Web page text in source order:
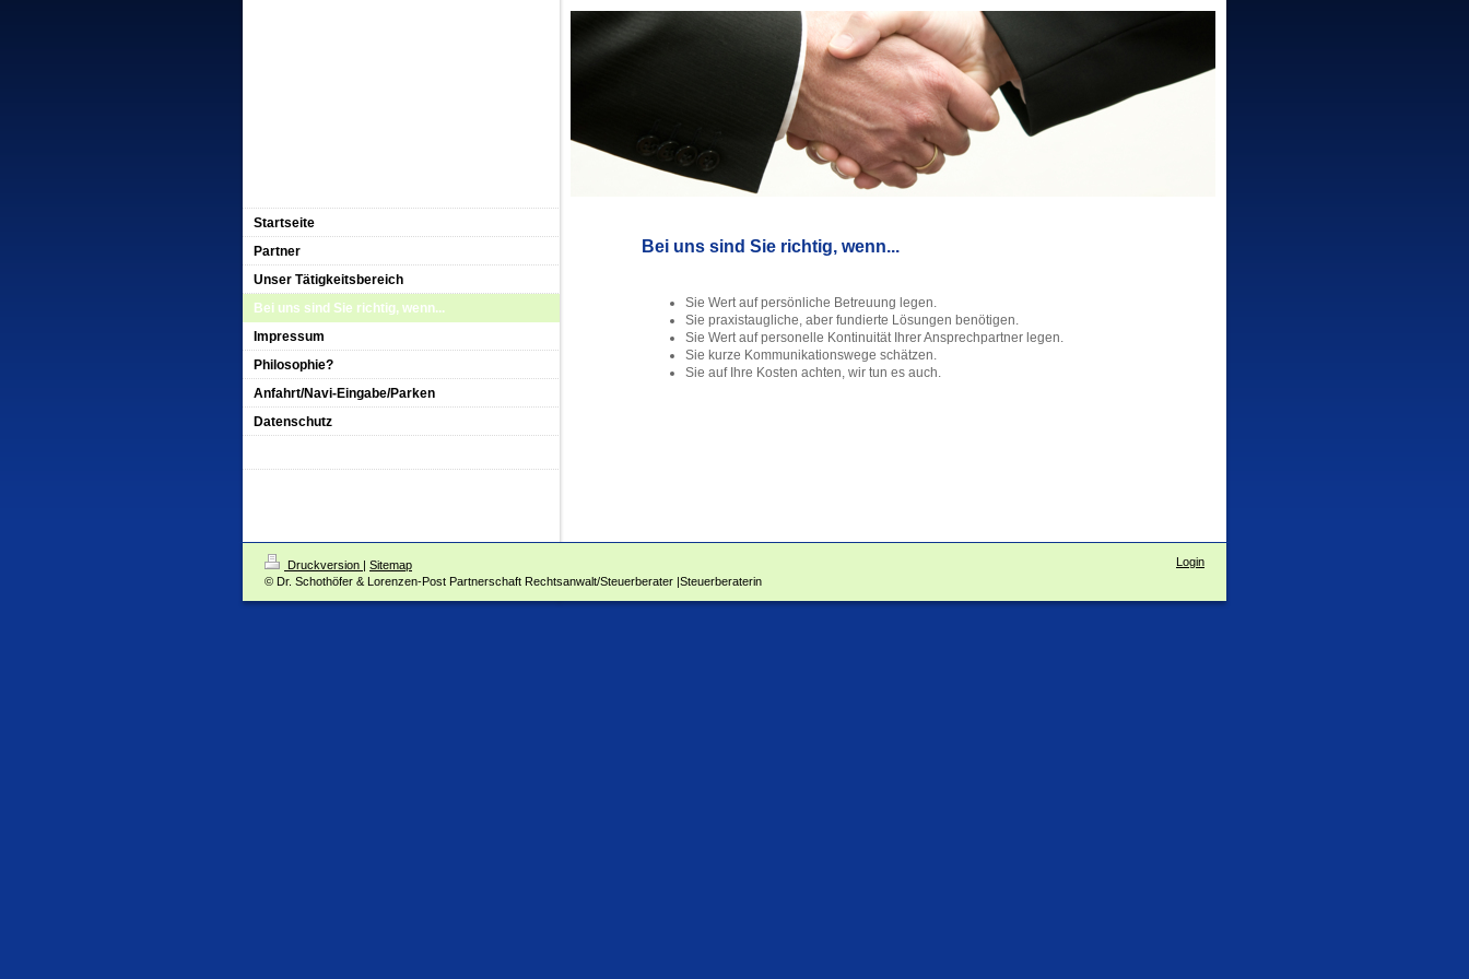
Bei uns sind Sie richtig, wenn...
Sie Wert auf persönliche Betreuung legen.
Sie praxistaugliche, aber fundierte Lösungen benötigen.
Sie Wert auf personelle Kontinuität Ihrer Ansprechpartner legen.
Sie kurze Kommunikationswege schätzen.
Sie auf Ihre Kosten achten, wir tun es auch.
Startseite
Partner
Unser Tätigkeitsbereich
Bei uns sind Sie richtig, wenn...
Impressum
Philosophie?
Anfahrt/Navi-Eingabe/Parken
Datenschutz
Druckversion | Sitemap
© Dr. Schothöfer & Lorenzen-Post Partnerschaft Rechtsanwalt/Steuerberater |Steuerberaterin
Login